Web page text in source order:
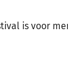
is voor